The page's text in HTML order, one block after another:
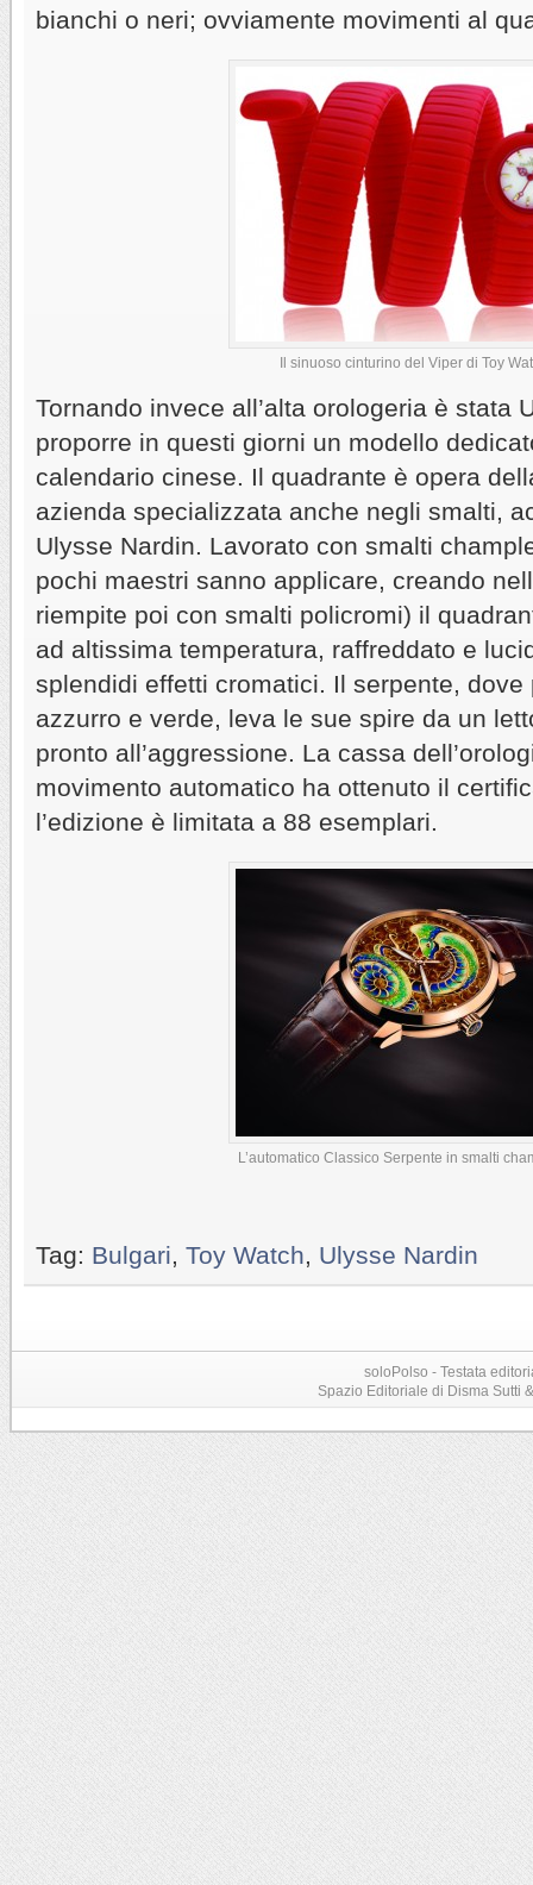
bianchi o neri; ovviamente movimenti al
Il sinuoso cinturino del Viper di Toy
Tornando invece all’alta orologeria è stata
proporre in questi giorni un modello
calendario cinese. Il quadrante è opera
azienda specializzata anche negli smalti,
Ulysse Nardin. Lavorato con smalti
pochi maestri sanno applicare, creando
riempite poi con smalti policromi) il
ad altissima temperatura, raffreddato e
splendidi effetti cromatici. Il serpente, dove
azzurro e verde, leva le sue spire da un
pronto all’aggressione. La cassa
movimento automatico ha ottenuto il
l’edizione è limitata a 88 esemplari.
L’automatico Classico Serpente in smalti
Tag: Bulgari Toy Watch Ulysse Nardin
soloPolso - Testata
Spazio Editoriale di Disma Sutti